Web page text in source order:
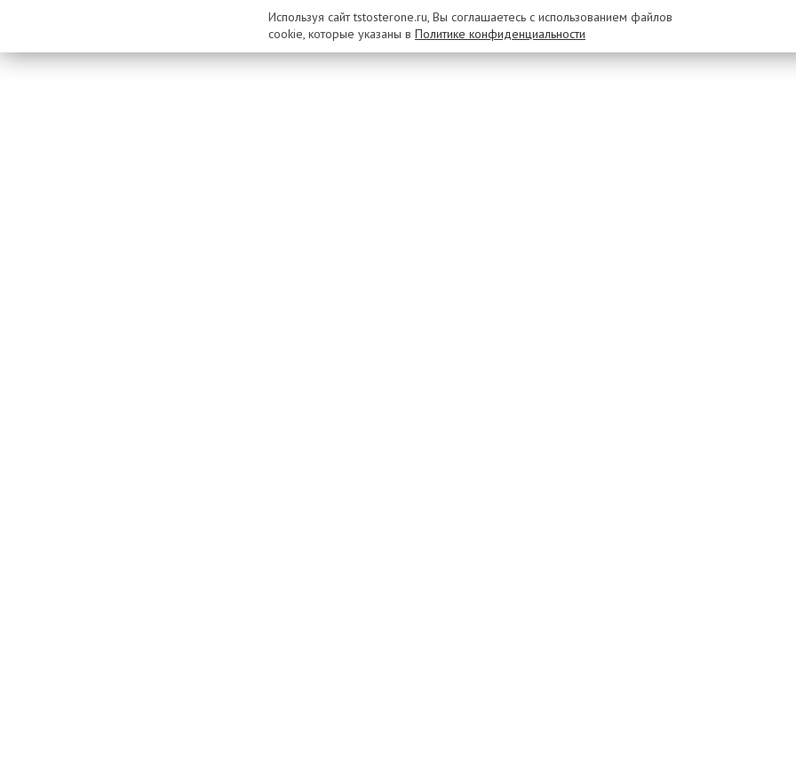
Используя сайт tstosterone.ru, Вы соглашаетесь с использованием файлов
cookie, которые указаны в Политике конфиденциальности